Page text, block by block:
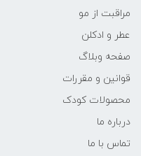
مراقبت از مو
عطر و ادکلن
صفحه وبلاگ
قوانین و مقررات
محصولات کودک
درباره ما
تماس با ما